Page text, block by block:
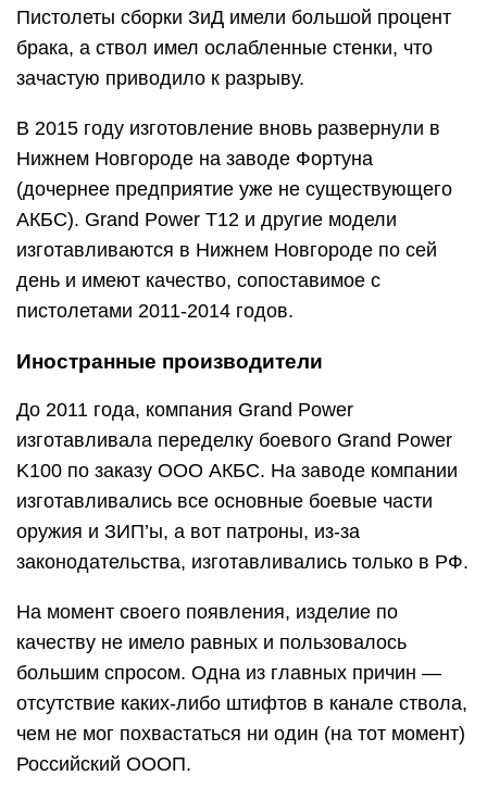
Пистолеты сборки ЗиД имели большой процент
брака, а ствол имел ослабленные стенки, что
зачастую приводило к разрыву.
В 2015 году изготовление вновь развернули в
Нижнем Новгороде на заводе Фортуна
(дочернее предприятие уже не существующего
АКБС). Grand Power T12 и другие модели
изготавливаются в Нижнем Новгороде по сей
день и имеют качество, сопоставимое с
пистолетами 2011-2014 годов.
Иностранные производители
До 2011 года, компания Grand Power
изготавливала переделку боевого Grand Power
K100 по заказу ООО АКБС. На заводе компании
изготавливались все основные боевые части
оружия и ЗИП’ы, а вот патроны, из-за
законодательства, изготавливались только в РФ.
На момент своего появления, изделие по
качеству не имело равных и пользовалось
большим спросом. Одна из главных причин —
отсутствие каких-либо штифтов в канале ствола,
чем не мог похвастаться ни один (на тот момент)
Российский ОООП.